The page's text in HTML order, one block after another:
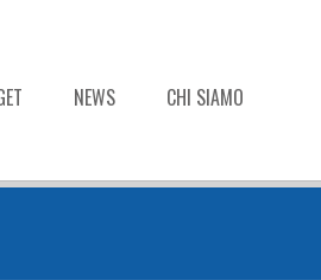
NEWS CHI SIAMO